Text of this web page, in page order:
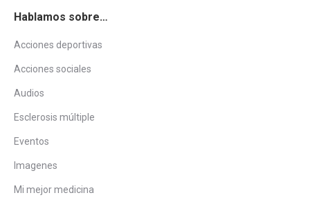
Hablamos sobre…
Acciones deportivas
Acciones sociales
Audios
Esclerosis múltiple
Eventos
Imagenes
Mi mejor medicina